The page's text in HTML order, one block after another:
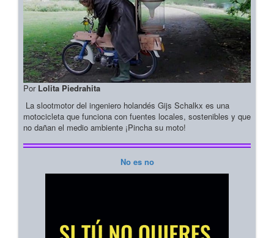
Por Lolita Piedrahita
La slootmotor del ingeniero holandés Gijs Schalkx es una
motocicleta que funciona con fuentes locales, sostenibles y que
no dañan el medio ambiente ¡Pincha su moto!
No es no